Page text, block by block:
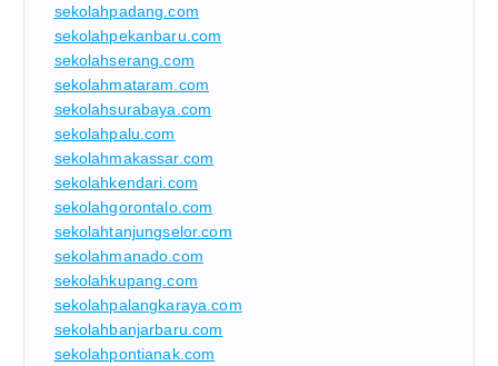
sekolahpadang.com
sekolahpekanbaru.com
sekolahserang.com
sekolahmataram.com
sekolahsurabaya.com
sekolahpalu.com
sekolahmakassar.com
sekolahkendari.com
sekolahgorontalo.com
sekolahtanjungselor.com
sekolahmanado.com
sekolahkupang.com
sekolahpalangkaraya.com
sekolahbanjarbaru.com
sekolahpontianak.com